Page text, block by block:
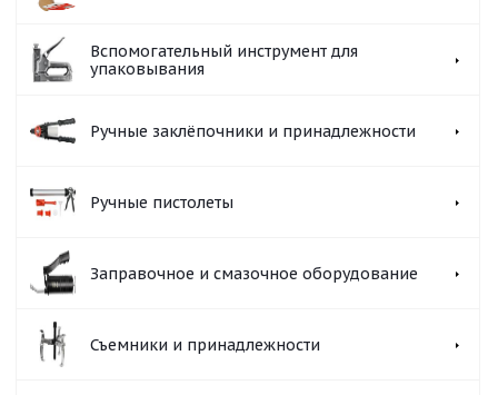
Вспомогательный инструмент для
упаковывания
Ручные заклёпочники и принадлежности
Ручные пистолеты
Заправочное и смазочное оборудование
Съемники и принадлежности